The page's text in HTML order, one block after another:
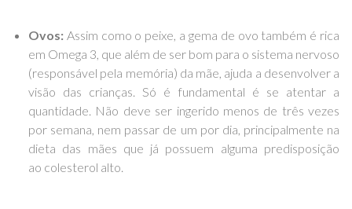
Ovos: Assim como o peixe, a gema de ovo também é rica
em Omega 3, que além de ser bom para o sistema nervoso
(responsável pela memória) da mãe, ajuda a desenvolver a
visão das crianças. Só é fundamental é se atentar a
quantidade. Não deve ser ingerido menos de três vezes
por semana, nem passar de um por dia, principalmente na
dieta das mães que já possuem alguma predisposição
ao colesterol alto.